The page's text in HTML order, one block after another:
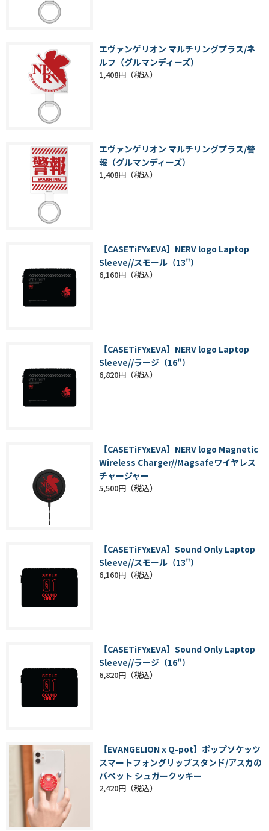
エヴァンゲリオン マルチリングプラス/ネ
ルフ（グルマンディーズ）
1,408円
エヴァンゲリオン マルチリングプラス/警
報（グルマンディーズ）
1,408円
【CASETiFYxEVA】NERV logo Laptop
Sleeve//スモール（13"）
6,160円
【CASETiFYxEVA】NERV logo Laptop
Sleeve//ラージ（16"）
6,820円
【CASETiFYxEVA】NERV logo Magnetic
Wireless Charger//Magsafeワイヤレス
チャージャー
5,500円
【CASETiFYxEVA】Sound Only Laptop
Sleeve//スモール（13"）
6,160円
【CASETiFYxEVA】Sound Only Laptop
Sleeve//ラージ（16"）
6,820円
【EVANGELION x Q-pot】ポップソケッツ
スマートフォングリップスタンド/アスカの
パペット シュガークッキー
2,420円